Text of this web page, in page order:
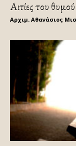
Αιτίες του θυμού
Αρχιμ. Αθανάσιος